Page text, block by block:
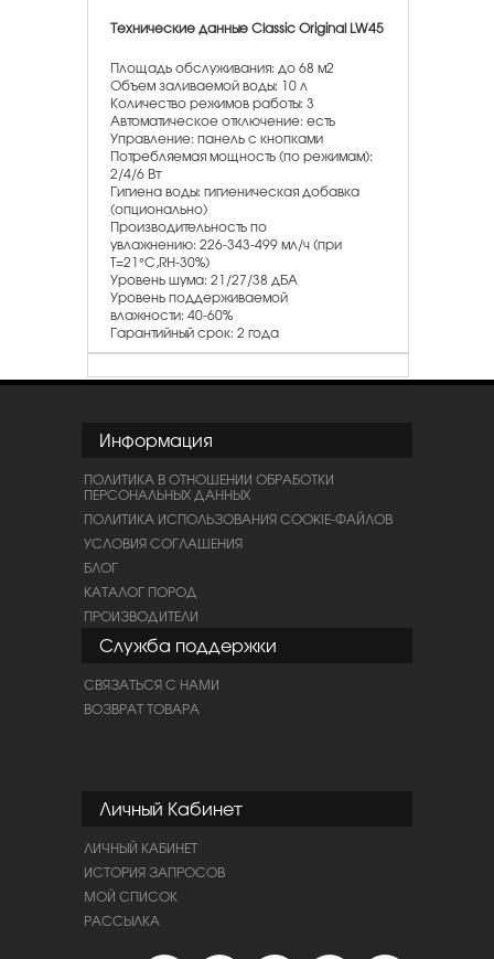
Технические данные ClassicOriginal LW45
Площадь обслуживания: до 68 м2
Объем заливаемой воды: 10 л
Количество режимов работы: 3
Автоматическое отключение: есть
Управление: панель с кнопками
Потребляемая мощность (по режимам):
2/4/6 Вт
Гигиена воды: гигиеническая добавка
(опционально)
Производительность по
увлажнению: 226-343-499 мл/ч (при
T=21°C,RH-30%)
Уровень шума: 21/27/38 дБА
Уровень поддерживаемой
влажности: 40-60%
Гарантийный срок: 2 года
Информация
ПОЛИТИКА В ОТНОШЕНИИ ОБРАБОТКИ
ПЕРСОНАЛЬНЫХ ДАННЫХ
ПОЛИТИКА ИСПОЛЬЗОВАНИЯ COOKIE-ФАЙЛОВ
УСЛОВИЯ СОГЛАШЕНИЯ
БЛОГ
КАТАЛОГ ПОРОД
ПРОИЗВОДИТЕЛИ
Служба поддержки
СВЯЗАТЬСЯ С НАМИ
ВОЗВРАТ ТОВАРА
Личный Кабинет
ЛИЧНЫЙ КАБИНЕТ
ИСТОРИЯ ЗАПРОСОВ
МОЙ СПИСОК
РАССЫЛКА